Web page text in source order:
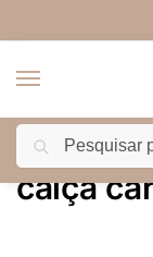
Início Produtos
calça